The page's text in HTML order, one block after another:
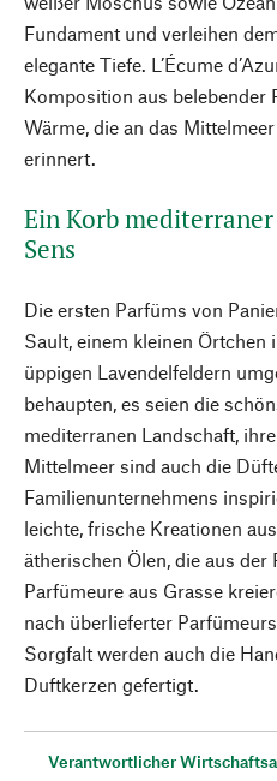
Fundament und verleihen
elegante Tiefe. L’Écume
Komposition aus belebender
Wärme, die an das
erinnert.
Ein Korb
Sens
Die ersten Parfüms von
Sault, einem kleinen Örtchen
üppigen Lavendelfeldern
behaupten, es seien die
mediterranen Landschaft,
Mittelmeer sind auch die
Familienunternehmens
leichte, frische Kreationen
ätherischen Ölen, die aus der
Parfümeure aus Grasse
nach überlieferter
Sorgfalt werden auch die
Duftkerzen gefertigt.
Verantwortlicher